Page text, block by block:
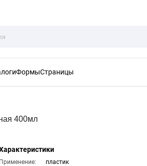
ФормыСтраницы
400мл
Применение:
пластик